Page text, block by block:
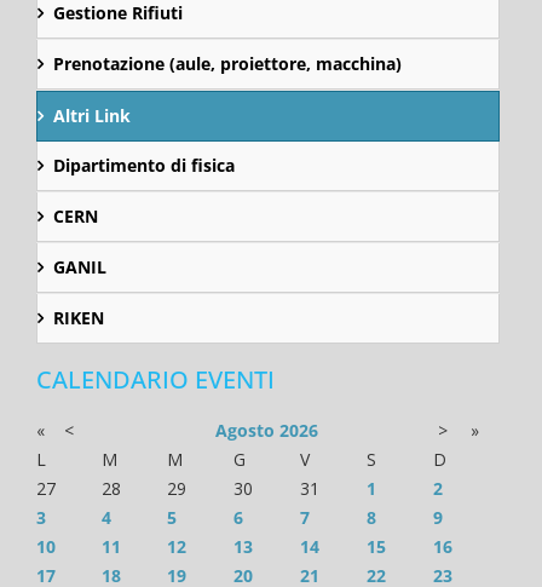
Gestione Rifiuti
Prenotazione (aule, proiettore, macchina)
Altri Link
Dipartimento di fisica
CERN
GANIL
RIKEN
CALENDARIO EVENTI
« < Agosto 2026 >
»
L
M M G V S
D
27
28 29 30 31 1
2
3
4 5 6 7 8
9
10
11 12 13 14 15
16
17
18 19 20 21 22
23